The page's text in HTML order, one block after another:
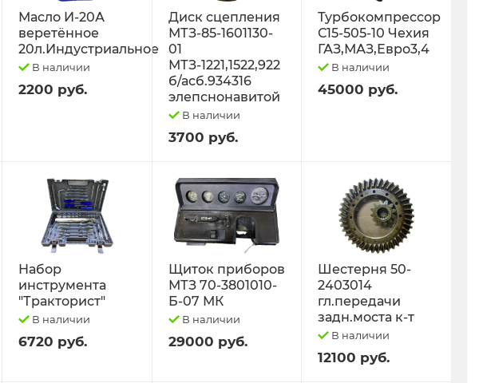
Масло И-20А
веретённое
20л.Индустриальное
В наличии
2200 руб.
Диск сцепления
МТЗ-85-1601130-
01
МТЗ-1221,1522,922
б/асб.934316
элепснонавитой
В наличии
3700 руб.
Турбокомпрессор
С15-505-10 Чехия
ГАЗ,МАЗ,Евро3,4
В наличии
45000 руб.
Набор
инструмента
"Тракторист"
В наличии
6720 руб.
Щиток приборов
МТЗ 70-3801010-
Б-07 МК
В наличии
29000 руб.
Шестерня 50-
2403014
гл.передачи
задн.моста к-т
В наличии
12100 руб.